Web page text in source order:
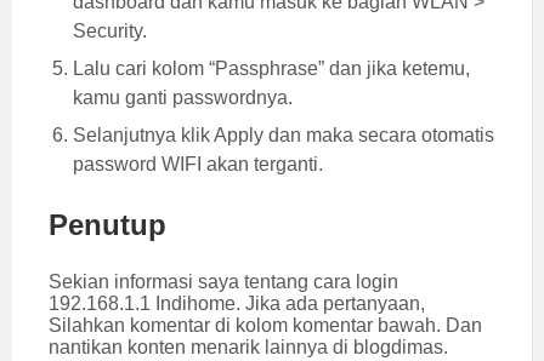
Security.
Lalu cari kolom “Passphrase” dan jika ketemu,
kamu ganti passwordnya.
Selanjutnya klik Apply dan maka secara otomatis
password WIFI akan terganti.
Penutup
Sekian informasi saya tentang cara login
192.168.1.1 Indihome. Jika ada pertanyaan,
Silahkan komentar di kolom komentar bawah. Dan
nantikan konten menarik lainnya di blogdimas.